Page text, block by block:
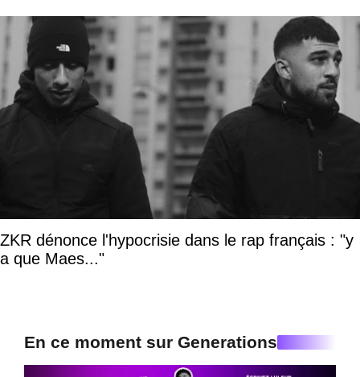
ZKR dénonce l'hypocrisie dans le rap français : "y
a que Maes..."
En ce moment sur Generations